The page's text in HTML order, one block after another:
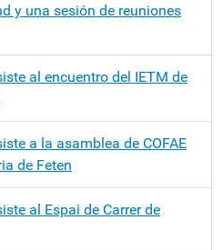
y una sesión de reuniones
al encuentro del IETM de
a la asamblea de COFAE
de Feten
al Espai de Carrer de